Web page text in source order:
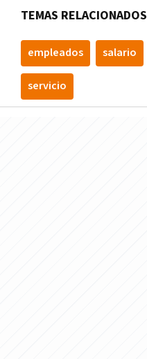
TEMAS RELACIONADOS
empleados salario
servicio